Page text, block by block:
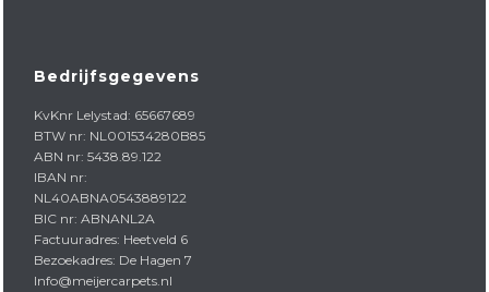
Bedrijfsgegevens
KvKnr Lelystad: 65667689
BTW nr: NL001534280B85
ABN nr: 5438.89.122
IBAN nr:
NL40ABNA0543889122
BIC nr: ABNANL2A
Factuuradres: Heetveld 6
Bezoekadres: De Hagen 7
Info@meijercarpets.nl